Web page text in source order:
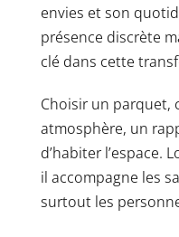
envies et son
présence discrète
clé dans cette
Choisir un parquet,
atmosphère, un
d’habiter l’espace.
il accompagne les
surtout les